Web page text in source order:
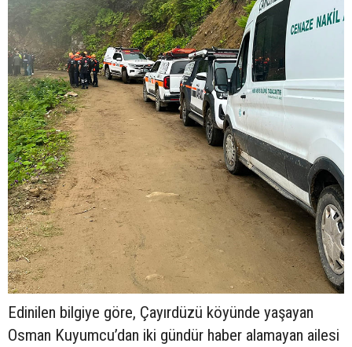
Edinilen bilgiye göre, Çayırdüzü köyünde yaşayan
Osman Kuyumcu’dan iki gündür haber alamayan ailesi